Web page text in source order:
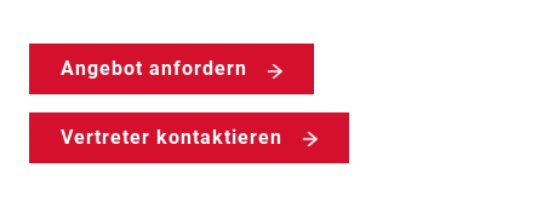
Angebot anfordern
Vertreter kontaktieren